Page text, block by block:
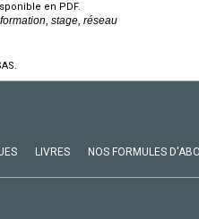
en PDF.
stage, réseau
LIVRES NOS FORMULES